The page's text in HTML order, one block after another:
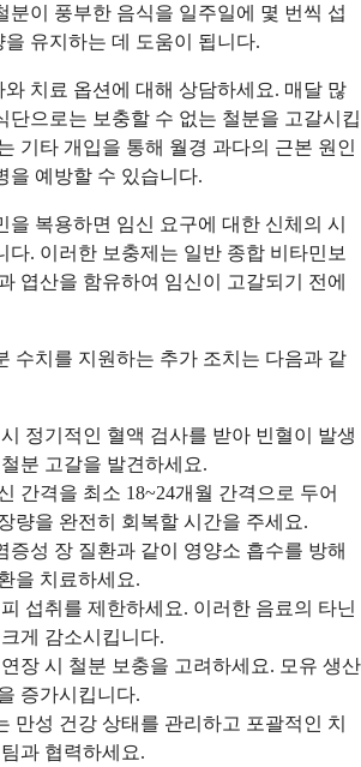
분이 풍부한 음식을 일주일에 몇 번씩 섭
유지하는 데 도움이 됩니다.
치료 옵션에 대해 상담하세요. 매달 많
단으로는 보충할 수 없는 철분을 고갈시킵
기타 개입을 통해 월경 과다의 근본 원인
을 예방할 수 있습니다.
을 복용하면 임신 요구에 대한 신체의 시
다. 이러한 보충제는 일반 종합 비타민보
엽산을 함유하여 임신이 고갈되기 전에
수치를 지원하는 추가 조치는 다음과 같
정기적인 혈액 검사를 받아 빈혈이 발생
분 고갈을 발견하세요.
간격을 최소 18~24개월 간격으로 두어
량을 완전히 회복할 시간을 주세요.
증성 장 질환과 같이 영양소 흡수를 방해
을 치료하세요.
섭취를 제한하세요. 이러한 음료의 타닌
게 감소시킵니다.
장 시 철분 보충을 고려하세요. 모유 생산
증가시킵니다.
만성 건강 상태를 관리하고 포괄적인 치
과 협력하세요.